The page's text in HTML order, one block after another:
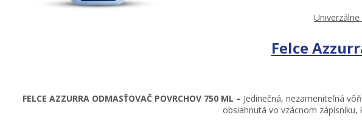
Felce
FELCE AZZURRA ODMASŤOVAČ POVRCHOV 750 ML – Jedinečná, nezameniteľná
obsiahnutá vo vzácnom